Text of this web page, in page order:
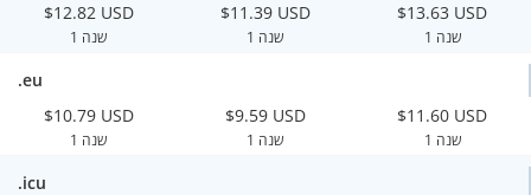
$12.82 USD
1 שנה
$11.39 USD
1 שנה
$13.63 USD
1 שנה
.eu
$10.79 USD
1 שנה
$9.59 USD
1 שנה
$11.60 USD
1 שנה
.icu